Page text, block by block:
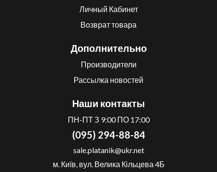
Личный Кабинет
Возврат товара
Дополнительно
Производители
Рассылка новостей
Наши контакты
ПН-ПТ З 9:00 ПО 17:00
(095) 294-88-84
sale.platanik@ukr.net
м. Київ, вул. Велика Кільцева 4Б